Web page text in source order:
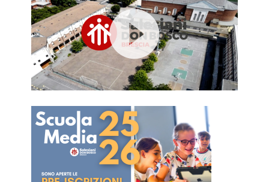
Player